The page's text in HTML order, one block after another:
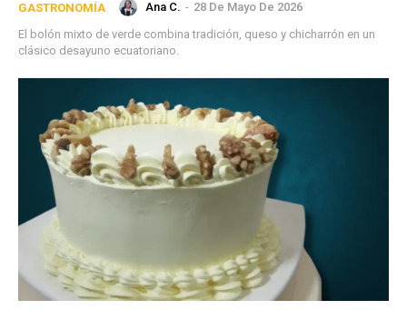
GASTRONOMÍA Ana C. - 28 De Mayo De 2026
El bolón mixto de verde combina tradición, queso y chicharrón en un
clásico desayuno ecuatoriano.